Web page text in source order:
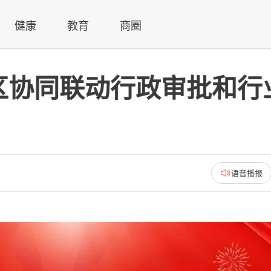
健康 教育 商圈
同联动行政审批和行
语音播报